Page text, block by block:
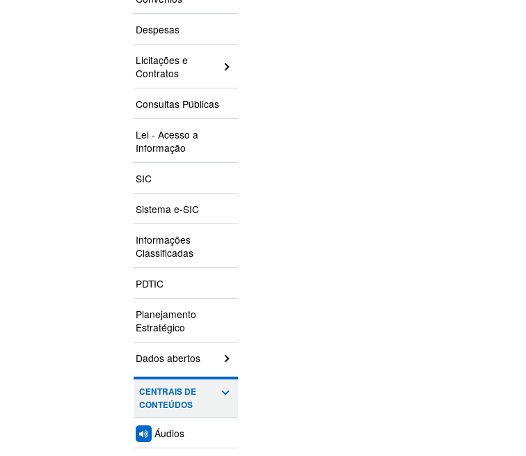
Despesas
Licitações e
Contratos
Consultas Públicas
Lei - Acesso a
Informação
SIC
Sistema e-SIC
Informações
Classificadas
PDTIC
Planejamento
Estratégico
Dados abertos
CENTRAIS DE
CONTEÚDOS
Áudios